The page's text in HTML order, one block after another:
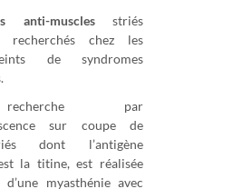
anti-musclesstriés
recherchés chez les
de syndromes
par
sur coupe de
dont l’antigène
la titine, est réalisée
myasthénie avec